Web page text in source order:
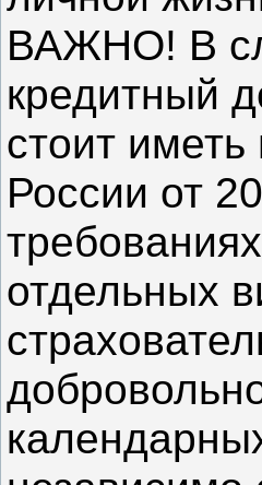
ВАЖНО! В
кредитный
стоит
России от
отдельных